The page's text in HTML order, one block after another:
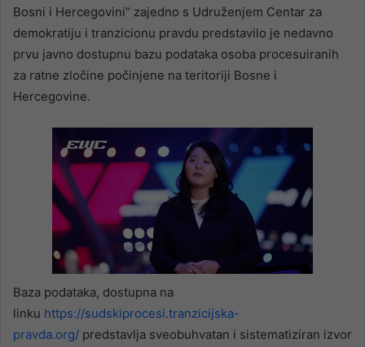
Bosni i Hercegovini“ zajedno s Udruženjem Centar za
demokratiju i tranzicionu pravdu predstavilo je nedavno
prvu javno dostupnu bazu podataka osoba procesuiranih
za ratne zločine počinjene na teritoriji Bosne i
Hercegovine.
Baza podataka, dostupna na
linku https://sudskiprocesi.tranzicijska-
pravda.org/ predstavlja sveobuhvatan i sistematiziran izvor